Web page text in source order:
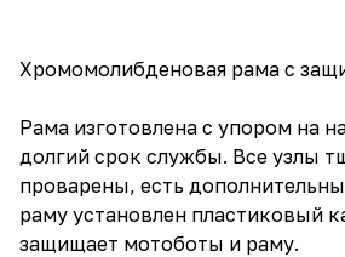
Хромомолибденовая рама с
Рама изготовлена с упором на
долгий срок службы. Все узлы
проварены, есть
раму установлен пластиковый
защищает мотоботы и раму.